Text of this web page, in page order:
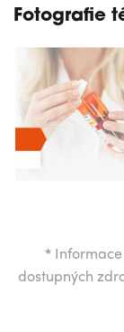
Fotografie
*
dostupných